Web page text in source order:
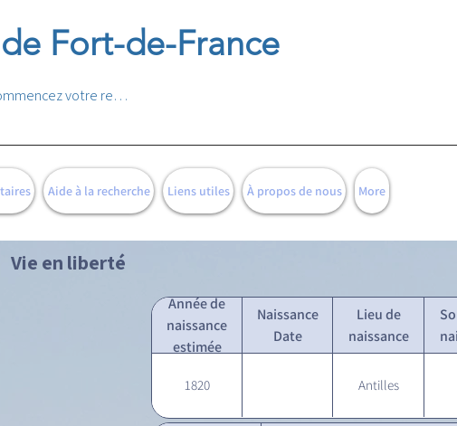
Fort-de-France
Aide à la recherche Liens utiles À propos de nous More
Vie en liberté
Année de
naissance
estimée
Naissance
Date
Lieu de
naissance
1820 Antilles